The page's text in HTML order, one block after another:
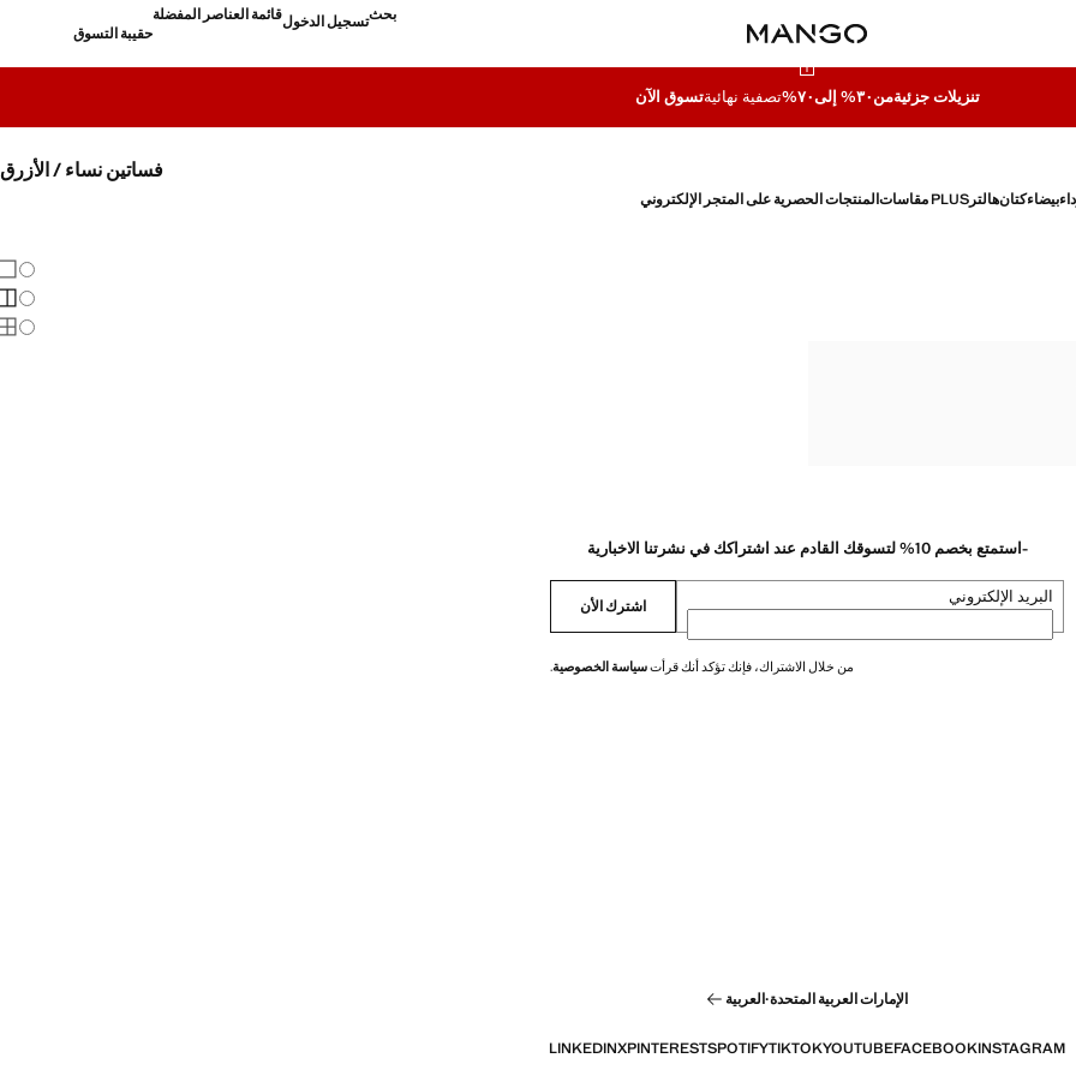
بحثتسجيل الدخولقائمة العناصر المفضلة
حقيبة التسوق
تنزيلات جزئيةمن٣٠% إلى٧٠% تصفية نهائيةتسوق الآن
فساتين نساء / الأزرق
بيضاءكتانهالترPLUS مقاسات المنتجات الحصرية على المتجر الإلكتروني
-استمتع بخصم 10% لتسوقك القادم عند اشتراكك في نشرتنا الاخبارية
البريد الإلكتروني اشترك الأن
من خلال الاشتراك، فإنك تؤكد أنك قرأتسياسة الخصوصية.
الإمارات العربية المتحدة·العربية
INSTAGRAM
FACEBOOK
YOUTUBE
TIKTOK
SPOTIFY
PINTEREST
X
LINKEDIN